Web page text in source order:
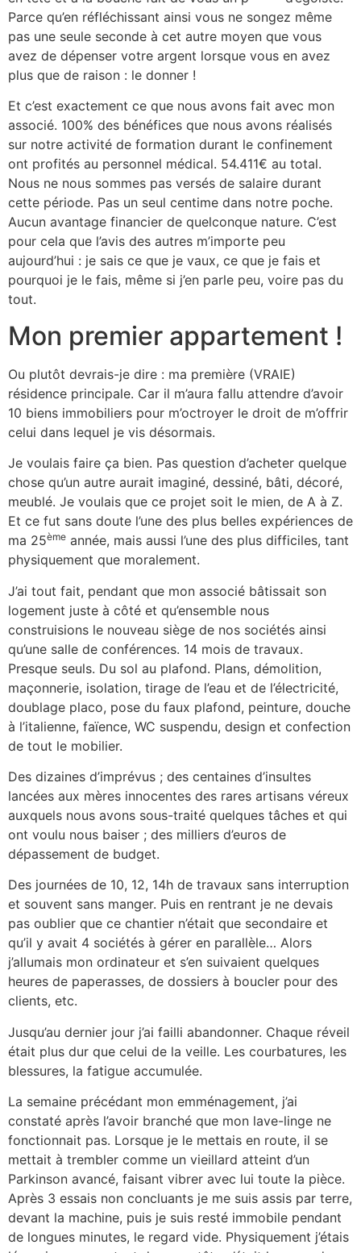
Parce qu’en réfléchissant ainsi vous ne songez même
pas une seule seconde à cet autre moyen que vous
avez de dépenser votre argent lorsque vous en avez
plus que de raison : le donner !
Et c’est exactement ce que nous avons fait avec mon
associé. 100% des bénéfices que nous avons réalisés
sur notre activité de formation durant le confinement
ont profités au personnel médical. 54.411€ au total.
Nous ne nous sommes pas versés de salaire durant
cette période. Pas un seul centime dans notre poche.
Aucun avantage financier de quelconque nature. C’est
pour cela que l’avis des autres m’importe peu
aujourd’hui : je sais ce que je vaux, ce que je fais et
pourquoi je le fais, même si j’en parle peu, voire pas du
tout.
Mon premier appartement !
Ou plutôt devrais-je dire : ma première (VRAIE)
résidence principale. Car il m’aura fallu attendre d’avoir
10 biens immobiliers pour m’octroyer le droit de m’offrir
celui dans lequel je vis désormais.
Je voulais faire ça bien. Pas question d’acheter quelque
chose qu’un autre aurait imaginé, dessiné, bâti, décoré,
meublé. Je voulais que ce projet soit le mien, de A à Z.
Et ce fut sans doute l’une des plus belles expériences de
ma 25ème année, mais aussi l’une des plus difficiles, tant
physiquement que moralement.
J’ai tout fait, pendant que mon associé bâtissait son
logement juste à côté et qu’ensemble nous
construisions le nouveau siège de nos sociétés ainsi
qu’une salle de conférences. 14 mois de travaux.
Presque seuls. Du sol au plafond. Plans, démolition,
maçonnerie, isolation, tirage de l’eau et de l’électricité,
doublage placo, pose du faux plafond, peinture, douche
à l’italienne, faïence, WC suspendu, design et confection
de tout le mobilier.
Des dizaines d’imprévus ; des centaines d’insultes
lancées aux mères innocentes des rares artisans véreux
auxquels nous avons sous-traité quelques tâches et qui
ont voulu nous baiser ; des milliers d’euros de
dépassement de budget.
Des journées de 10, 12, 14h de travaux sans interruption
et souvent sans manger. Puis en rentrant je ne devais
pas oublier que ce chantier n’était que secondaire et
qu’il y avait 4 sociétés à gérer en parallèle… Alors
j’allumais mon ordinateur et s’en suivaient quelques
heures de paperasses, de dossiers à boucler pour des
clients, etc.
Jusqu’au dernier jour j’ai failli abandonner. Chaque réveil
était plus dur que celui de la veille. Les courbatures, les
blessures, la fatigue accumulée.
La semaine précédant mon emménagement, j’ai
constaté après l’avoir branché que mon lave-linge ne
fonctionnait pas. Lorsque je le mettais en route, il se
mettait à trembler comme un vieillard atteint d’un
Parkinson avancé, faisant vibrer avec lui toute la pièce.
Après 3 essais non concluants je me suis assis par terre,
devant la machine, puis je suis resté immobile pendant
de longues minutes, le regard vide. Physiquement j’étais